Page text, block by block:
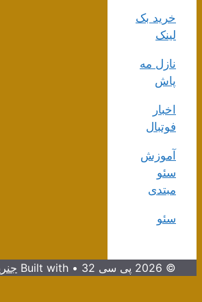
خرید بک
لینک
نازل مه
پاش
اخبار
فوتبال
آموزش
سئو
مبتدی
سئو
© 2026 پی سی 32 • Built with